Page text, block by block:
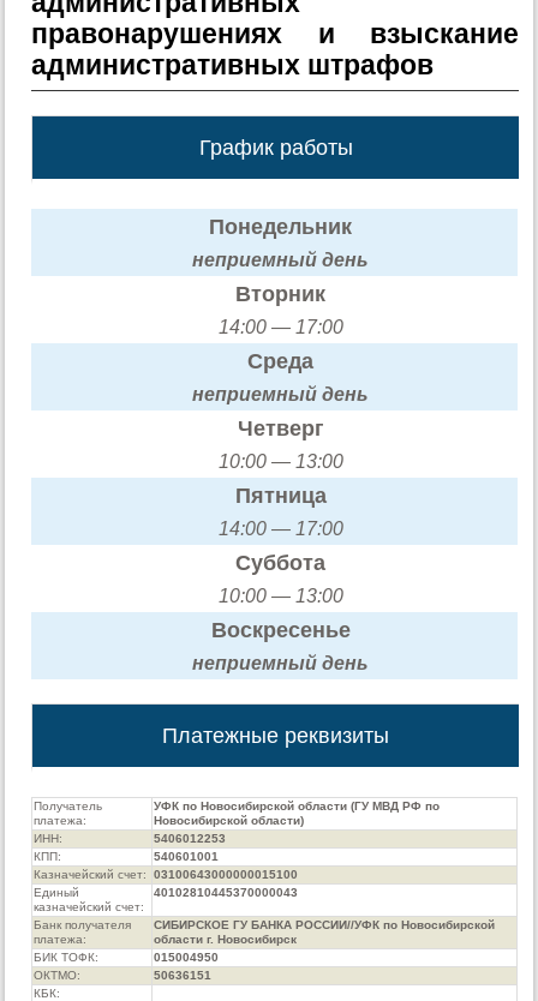
правонарушениях и взыскание
административных штрафов
График работы
Понедельник
неприемный день
Вторник
14:00 — 17:00
Среда
неприемный день
Четверг
10:00 — 13:00
Пятница
14:00 — 17:00
Суббота
10:00 — 13:00
Воскресенье
неприемный день
Платежные реквизиты
Получатель
платежа:
УФК по Новосибирской области (ГУ МВД РФ по
Новосибирской области)
ИНН:
5406012253
КПП:
540601001
Казначейский счет:
03100643000000015100
Единый
казначейский счет:
40102810445370000043
Банк получателя
платежа:
СИБИРСКОЕ ГУ БАНКА РОССИИ//УФК по Новосибирской
области г. Новосибирск
БИК ТОФК:
015004950
ОКТМО:
50636151
КБК: